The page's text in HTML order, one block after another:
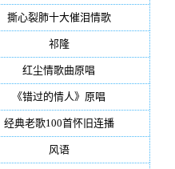
撕心裂肺十大催泪情歌(195)
祁隆(188)
红尘情歌曲原唱
《错过的情人》原唱
经典老歌100首怀旧连播(134)
风语(132)